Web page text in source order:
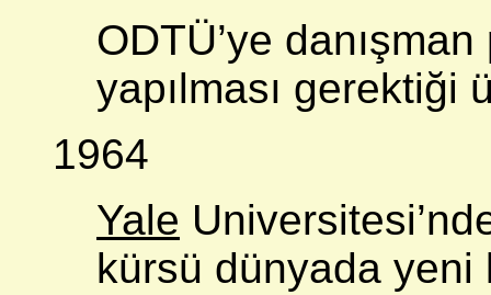
ODTÜ’ye
yapılması gerektiği
1964
Yale
kürsü dünyada